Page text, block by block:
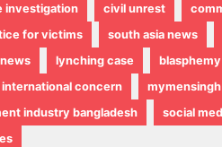
investigation civil unrest
for victims south asia news
lynching case
international concern
industry bangladesh social